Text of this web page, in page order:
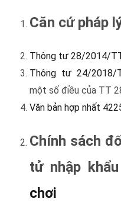
khẩu thuộc diện quản lý
trụ sở đăng ký kinh
định sản phẩm nhập khẩu.
Doanh nghiệp tham